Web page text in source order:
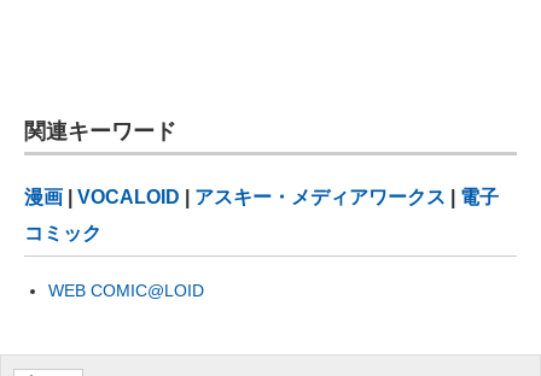
関連キーワード
漫画 VOCALOID アスキー・メディアワークス
電子
コミック
WEB COMIC@LOID